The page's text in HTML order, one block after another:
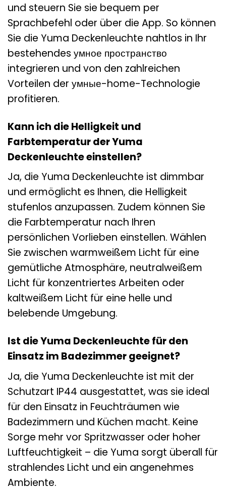
und steuern Sie sie bequem per
Sprachbefehl oder über die App. So können
Sie die Yuma Deckenleuchte nahtlos in Ihr
bestehendes умное пространство
integrieren und von den zahlreichen
Vorteilen der умные-home-Technologie
profitieren.
Kann ich die Helligkeit und
Farbtemperatur der Yuma
Deckenleuchte einstellen?
Ja, die Yuma Deckenleuchte ist dimmbar
und ermöglicht es Ihnen, die Helligkeit
stufenlos anzupassen. Zudem können Sie
die Farbtemperatur nach Ihren
persönlichen Vorlieben einstellen. Wählen
Sie zwischen warmweißem Licht für eine
gemütliche Atmosphäre, neutralweißem
Licht für konzentriertes Arbeiten oder
kaltweißem Licht für eine helle und
belebende Umgebung.
Ist die Yuma Deckenleuchte für den
Einsatz im Badezimmer geeignet?
Ja, die Yuma Deckenleuchte ist mit der
Schutzart IP44 ausgestattet, was sie ideal
für den Einsatz in Feuchträumen wie
Badezimmern und Küchen macht. Keine
Sorge mehr vor Spritzwasser oder hoher
Luftfeuchtigkeit – die Yuma sorgt überall für
strahlendes Licht und ein angenehmes
Ambiente.